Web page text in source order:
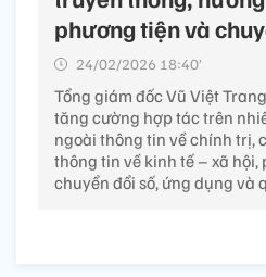
Tin liên quan